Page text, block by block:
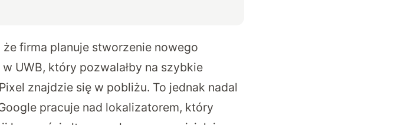
że firma planuje stworzenie nowego
UWB, który pozwalałby na szybkie
znajdzie się w pobliżu. To jednak nadal
pracuje nad lokalizatorem, który